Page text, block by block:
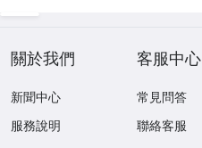
關於我們
新聞中心
服務說明
客服中心
常見問答
聯絡客服